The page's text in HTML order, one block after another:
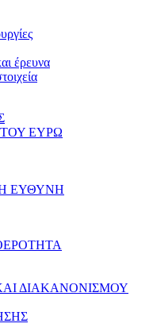
έρευνα
ΕΥΡΩ
ΕΥΘΥΝΗ
ΔΙΑΚΑΝΟΝΙΣΜΟΥ